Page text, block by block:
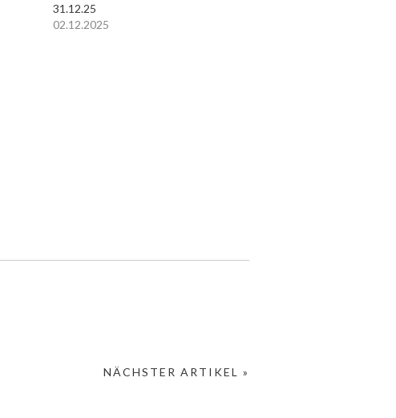
31.12.25
02.12.2025
NÄCHSTER ARTIKEL »